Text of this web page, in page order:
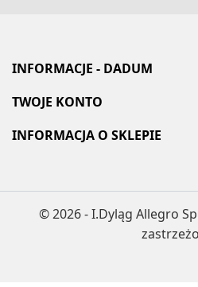
INFORMACJE - DADUM
TWOJE KONTO
INFORMACJA O SKLEPIE
© 2026 - I.Dyląg Allegro